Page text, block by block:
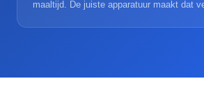
maaltijd. De juiste apparatuur maakt dat